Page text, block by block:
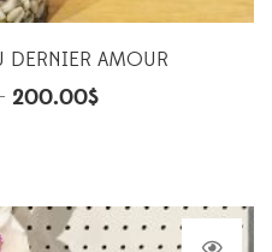
DERNIER AMOUR
200.00$